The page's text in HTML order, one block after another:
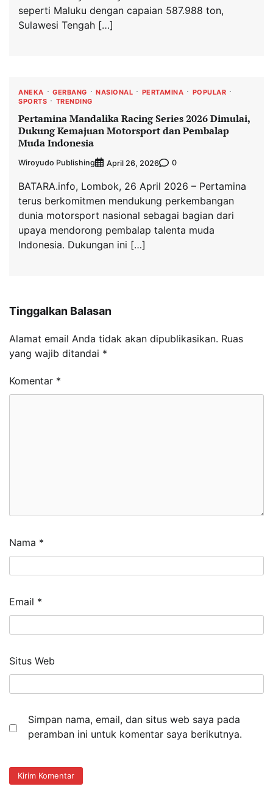
seperti Maluku dengan capaian 587.988 ton,
Sulawesi Tengah […]
ANEKA GERBANG NASIONAL PERTAMINA
POPULAR
SPORTS
TRENDING
Pertamina Mandalika Racing Series 2026 Dimulai,
Dukung Kemajuan Motorsport dan Pembalap
Muda Indonesia
Wiroyudo Publishing April 26, 2026 0
BATARA.info, Lombok, 26 April 2026 – Pertamina
terus berkomitmen mendukung perkembangan
dunia motorsport nasional sebagai bagian dari
upaya mendorong pembalap talenta muda
Indonesia. Dukungan ini […]
Tinggalkan Balasan
Alamat email Anda tidak akan dipublikasikan. Ruas
yang wajib ditandai *
Komentar *
Nama *
Email *
Situs Web
Simpan nama, email, dan situs web saya pada
peramban ini untuk komentar saya berikutnya.